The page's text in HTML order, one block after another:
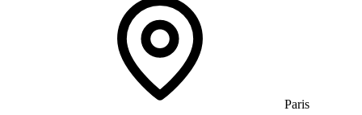
Paris